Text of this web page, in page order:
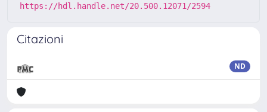
https://hdl.handle.net/20.500.12071/2594
Citazioni
ND